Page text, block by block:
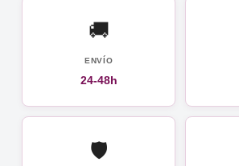
🚚
ENVÍO
24-48h
🛡️